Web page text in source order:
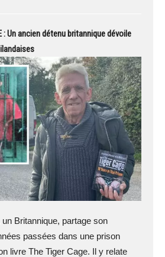
: Un ancien détenu britannique dévoile
Britannique, partage son
passées dans une prison
livre The Tiger Cage. Il y relate